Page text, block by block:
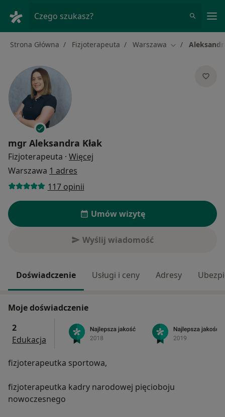
Czego szukasz?
Strona Główna Fizjoterapeuta Warszawa Zmień miasto
mgr Aleksandra Kłak
Fizjoterapeuta · Więcej
Warszawa 1 adres
117 opinii
Umów wizytę
Wyślij wiadomość
Doświadczenie Usługi i ceny Adresy
Moje doświadczenie
2
Edukacja
fizjoterapeutka sportowa,
fizjoterapeutka kadry narodowej pięcioboju
nowoczesnego